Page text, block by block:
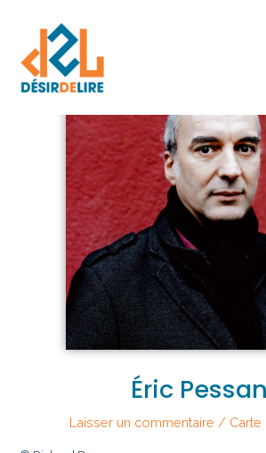
Éric Pessan
Laisser un commentaire / Carte